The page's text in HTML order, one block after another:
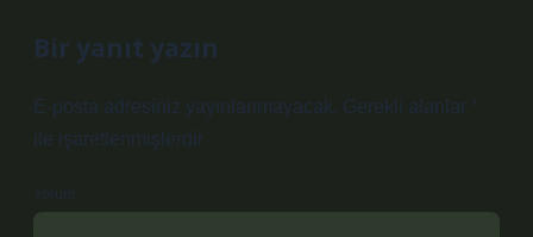
Bir yanıt yazın
E-posta adresiniz yayınlanmayacak. Gerekli alanlar *
ile işaretlenmişlerdir
Yorum